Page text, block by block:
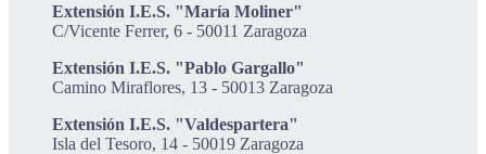
Extensión I.E.S. "María Moliner"
C/Vicente Ferrer, 6 - 50011 Zaragoza
Extensión I.E.S. "Pablo Gargallo"
Camino Miraflores, 13 - 50013 Zaragoza
Extensión I.E.S. "Valdespartera"
Isla del Tesoro, 14 - 50019 Zaragoza